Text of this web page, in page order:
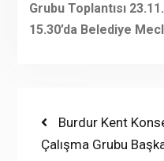
Grubu Toplantısı
15.30’da Belediye
Yazı
gezinmesi
Previous
post:
Burdur Kent
Çalışma Grubu